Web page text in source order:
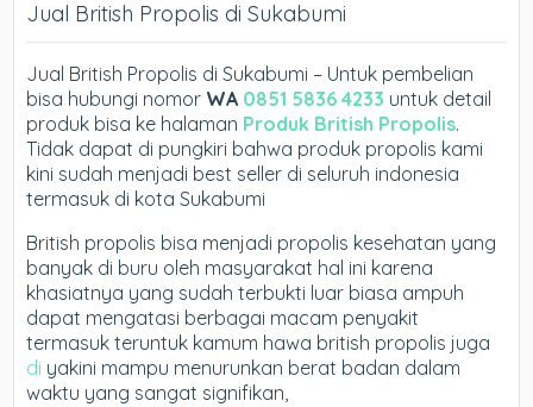
Jual British Propolis di Sukabumi
Jual British Propolis di Sukabumi – Untuk pembelian
bisa hubungi nomor WA 0851 5836 4233 untuk detail
produk bisa ke halaman Produk British Propolis.
Tidak dapat di pungkiri bahwa produk propolis kami
kini sudah menjadi best seller di seluruh indonesia
termasuk di kota Sukabumi
British propolis bisa menjadi propolis kesehatan yang
banyak di buru oleh masyarakat hal ini karena
khasiatnya yang sudah terbukti luar biasa ampuh
dapat mengatasi berbagai macam penyakit
termasuk teruntuk kamum hawa british propolis juga
di yakini mampu menurunkan berat badan dalam
waktu yang sangat signifikan,